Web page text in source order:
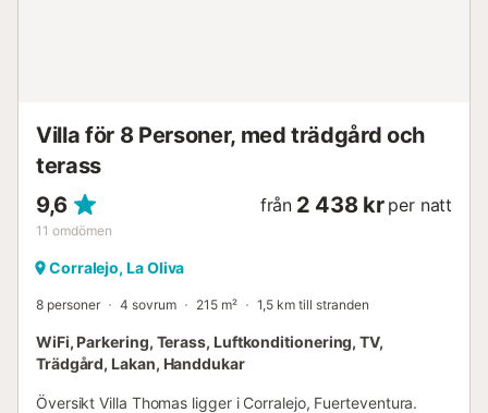
Villa för 8 Personer, med trädgård och
terass
9,6
11 omdömen
från 2 438 kr per natt
Corralejo, La Oliva
8 personer 4 sovrum 215 m² 1,5 km till stranden
WiFi, Parkering, Terass, Luftkonditionering, TV,
Trädgård, Lakan, Handdukar
Översikt Villa Thomas ligger i Corralejo, Fuerteventura.